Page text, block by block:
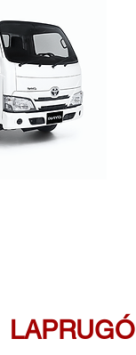
LAPRUGÓ